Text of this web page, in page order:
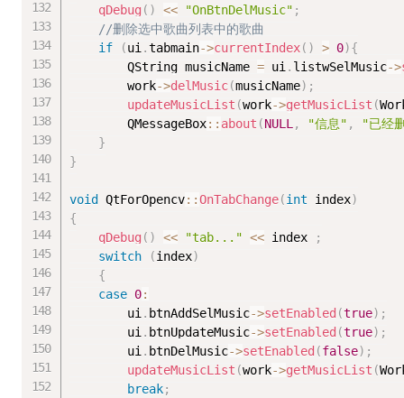
qDebug ( ) << "OnBtnDelMusic" ;
//删除选中歌曲列表中的歌曲
if
(ui.tabmain->currentIndex( ) > 0){
		QString musicName
= ui. listwSelMusic->
		work
->delMusic(musicName) ;
updateMusicList (work->getMusicList (
		QMessageBox
:: about (NULL, "信息" ,
"已经
}
}
void QtForOpencv::OnTabChange(int index)
{
qDebug ( ) << "tab..." << index
;
switch
(index)
{
case 0:
		ui
. btnAddSelMusic->setEnabled (true) ;
		ui
. btnUpdateMusic->setEnabled (true) ;
		ui
. btnDelMusic->setEnabled (false) ;
updateMusicList (work->getMusicList (
break;